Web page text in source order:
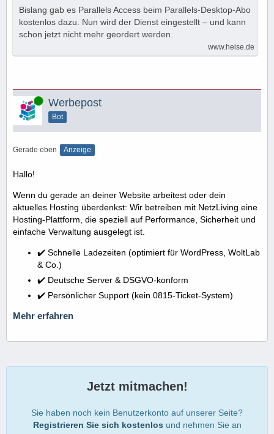
Bislang gab es Parallels Access beim Parallels-Desktop-Abo
kostenlos dazu. Nun wird der Dienst eingestellt – und kann
schon jetzt nicht mehr geordert werden.
www.heise.de
Online Werbepost
Bot
Gerade eben Anzeige
Hallo!
Wenn du gerade an deiner Website arbeitest oder dein
aktuelles Hosting überdenkst: Wir betreiben mit NetzLiving eine
Hosting-Plattform, die speziell auf Performance, Sicherheit und
einfache Verwaltung ausgelegt ist.
✔️ Schnelle Ladezeiten (optimiert für WordPress, WoltLab
& Co.)
✔️ Deutsche Server & DSGVO-konform
✔️ Persönlicher Support (kein 0815-Ticket-System)
Mehr erfahren
Jetzt mitmachen!
Sie haben noch kein Benutzerkonto auf unserer Seite?
Registrieren Sie sich kostenlos und nehmen Sie an